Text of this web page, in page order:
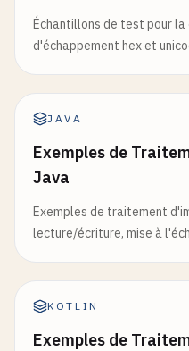
Échantillons de test pour la
d'échappement hex et
JAVA
Exemples de
Java
Exemples de traitement
lecture/écriture, mise à
KOTLIN
Exemples de